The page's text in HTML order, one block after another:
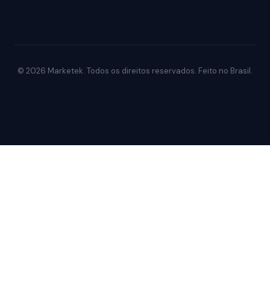
© 2026 Marketek. Todos os direitos reservados. Feito no Brasil.